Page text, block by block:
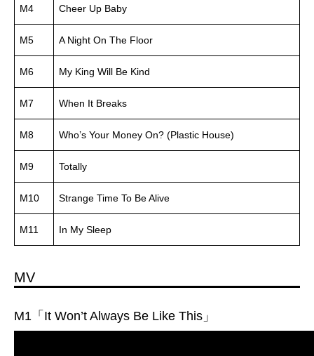
M4 Cheer Up Baby
M5 A Night On The Floor
M6 My King Will Be Kind
M7 When It Breaks
M8 Who’s Your Money On? (Plastic House)
M9 Totally
M10 Strange Time To Be Alive
M11 In My Sleep
MV
M1「It Won’t Always Be Like This」